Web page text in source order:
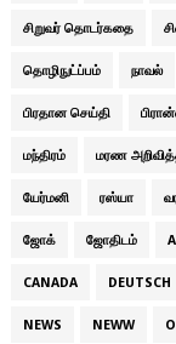
சிறுவர் தொடர்கதை
தொழிநுட்ப்பம் நாவல்
பிரதான செய்தி
மந்திரம் மரண
யேர்மனி ரஸ்யா
ஜோக் ஜோதிடம்
CANADA DEUTSCH
NEWS NEWW